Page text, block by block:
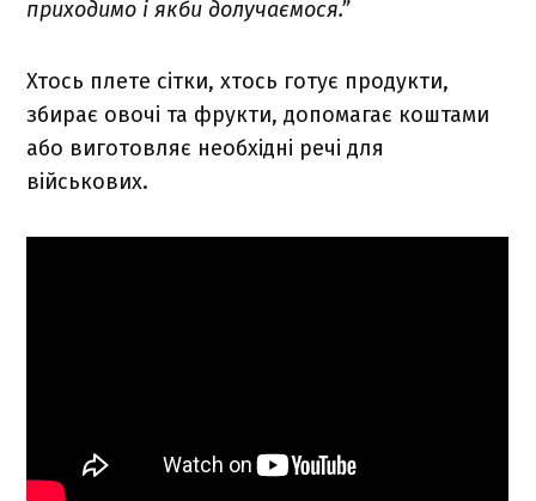
приходимо і якби долучаємося.”
Хтось плете сітки, хтось готує продукти,
збирає овочі та фрукти, допомагає коштами
або виготовляє необхідні речі для
військових.